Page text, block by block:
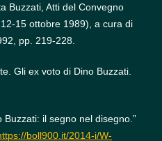
Buzzati, Atti del Convegno
15 ottobre 1989), a cura di
pp. 219-228.
Gli ex voto di Dino Buzzati.
Buzzati: il segno nel disegno.”
boll900.it/2014-i/W-